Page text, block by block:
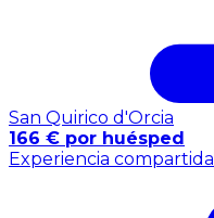
San Quirico d'Orcia
166 € por huésped
Experiencia compartida